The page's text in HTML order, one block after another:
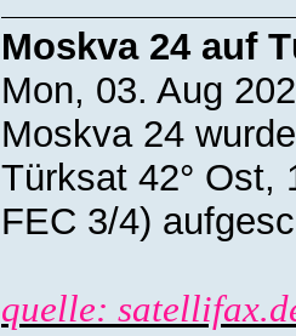
Moskva 24 auf
Mon, 03. Aug
Moskva 24
Türksat 42° Ost,
FEC 3/4)
quelle: